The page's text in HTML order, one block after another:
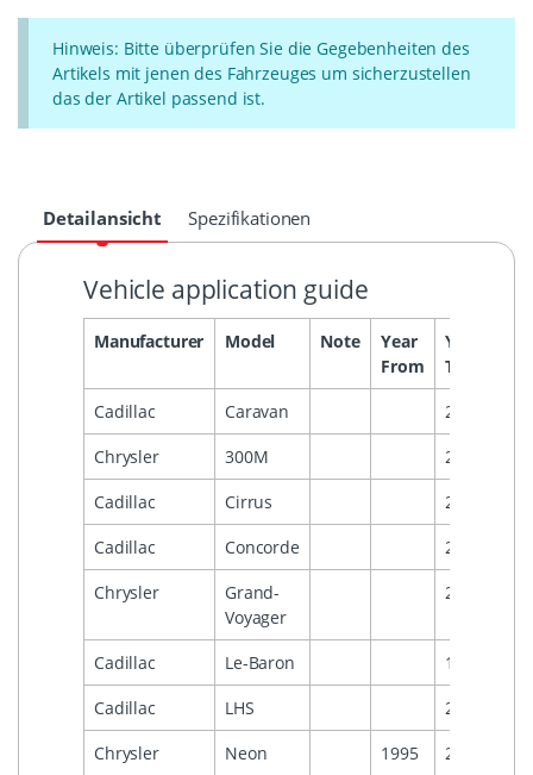
Hinweis: Bitte überprüfen Sie die Gegebenheiten des
Artikels mit jenen des Fahrzeuges um sicherzustellen
das der Artikel passend ist.
Detailansicht Spezifikationen
Vehicle application guide
Manufacturer Model Note
Year
From
Year
To
Cadillac Caravan
2000
Chrysler
300M
2001
Cadillac
Cirrus
2000
Cadillac
Concorde
2001
Chrysler
Grand-
Voyager
2000
Cadillac Le-Baron
1996
Cadillac
LHS
2001
Chrysler
Neon 1995 2001